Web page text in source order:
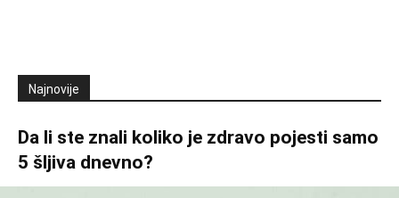
Najnovije
Da li ste znali koliko je zdravo pojesti samo
5 šljiva dnevno?